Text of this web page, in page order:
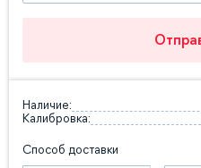
Наличие:
Калибровка:
Способ доставки